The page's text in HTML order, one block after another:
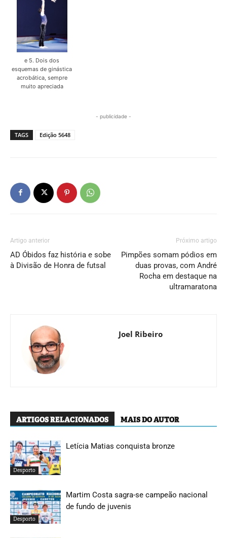
e 5. Dois dos
esquemas de ginástica
acrobática, sempre
muito apreciada
- publicidade -
TAGS Edição 5648
Artigo anterior
AD Óbidos faz história e sobe
à Divisão de Honra de futsal
Próximo artigo
Pimpões somam pódios em
duas provas, com André
Rocha em destaque na
ultramaratona
Joel Ribeiro
ARTIGOS RELACIONADOS MAIS DO AUTOR
Desporto
Letícia Matias conquista bronze
Desporto
Martim Costa sagra-se campeão nacional
de fundo de juvenis